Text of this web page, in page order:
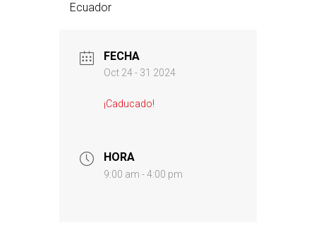
Ecuador
FECHA
Oct 24 - 31 2024
¡Caducado!
HORA
9:00 am - 4:00 pm